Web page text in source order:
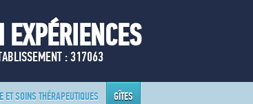
EXPÉRIENCES
: 317063
ET SOINS THÉRAPEUTIQUES GÎTES